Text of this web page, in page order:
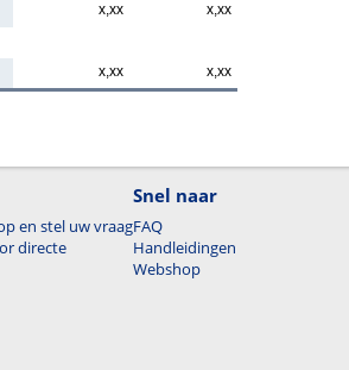
x,xx x,xx
x,xx x,xx
en stel uw vraag
directe
Snel naar
FAQ
Handleidingen
Webshop